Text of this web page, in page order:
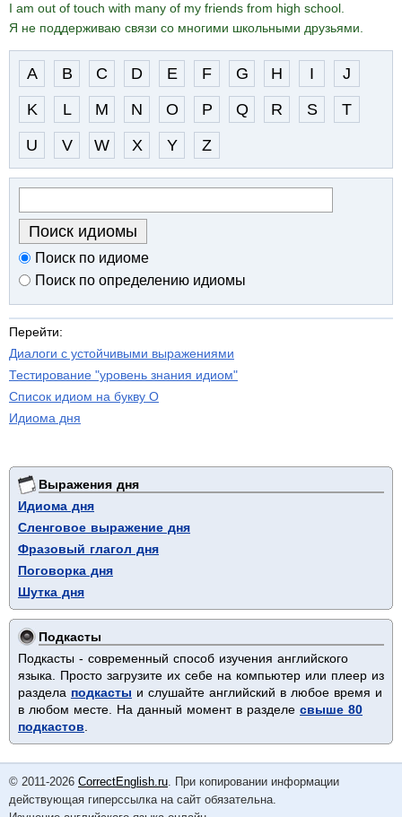
I am out of touch with many of my friends from high school.
Я не поддерживаю связи со многими школьными друзьями.
A B C D E F G H I
J
K
L M N O P Q R S
T
U
V W X Y Z
Поиск по идиоме
Поиск по определению идиомы
Перейти:
Диалоги с устойчивыми выражениями
Тестирование "уровень знания идиом"
Список идиом на букву O
Идиома дня
Выражения дня
Идиома дня
Сленговое выражение дня
Фразовый глагол дня
Поговорка дня
Шутка дня
Подкасты
Подкасты - современный способ изучения английского
языка. Просто загрузите их себе на компьютер или плеер из
раздела подкасты и слушайте английский в любое время и
в любом месте. На данный момент в разделе свыше 80
подкастов.
© 2011-2026 CorrectEnglish.ru. При копировании информации
действующая гиперссылка на сайт обязательна.